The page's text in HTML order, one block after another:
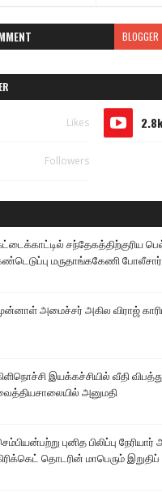
BLOGGER
Likes 2.8k
Followers
சந்தேகத்திற்குரிய
மருதாங்ககேணி
அமைச்சர் அகில விராஜ்
இயக்கச்சியில் வீதி
அனுமதி
புனித பிலிப்பு நேரியார்
தொடரின் மாபெரும்